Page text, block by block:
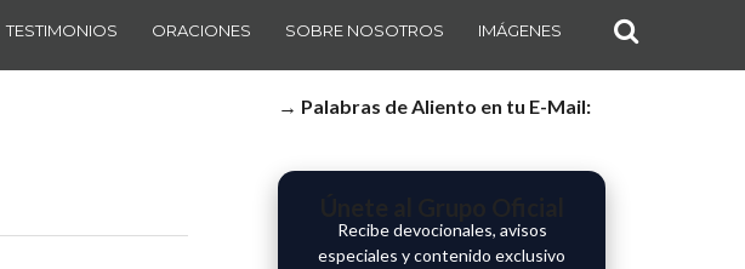
TESTIMONIOS ORACIONES SOBRE NOSOTROS IMÁGENES
→ Palabras de Aliento en tu E-Mail:
Recibe devocionales, avisos
especiales y contenido exclusivo